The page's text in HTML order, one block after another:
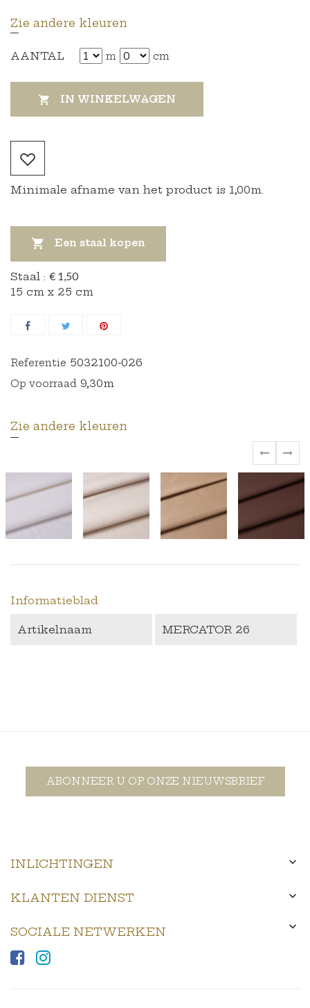
Zie andere kleuren
AANTAL m cm
 IN WINKELWAGEN
Minimale afname van het product is 1,00m.
 Een staal kopen
Staal : € 1,50
15 cm x 25 cm
Referentie 5032100-026
Op voorraad 9,30m
Zie andere kleuren
‹ ›
Informatieblad
Artikelnaam MERCATOR 26
ABONNEER U OP ONZE NIEUWSBRIEF
INLICHTINGEN 
KLANTEN DIENST 
SOCIALE NETWERKEN 